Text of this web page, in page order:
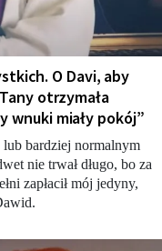
O Davi, aby
otrzymała
wnuki miały pokój”
bardziej normalnym
nie trwał długo, bo za
zapłacił mój jedyny,